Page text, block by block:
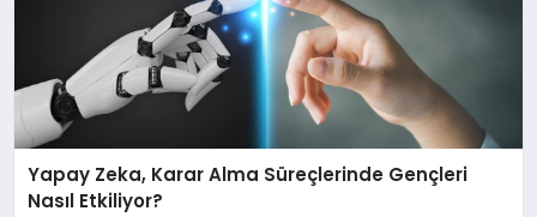
Yapay Zeka, Karar Alma Süreçlerinde Gençleri
Nasıl Etkiliyor?